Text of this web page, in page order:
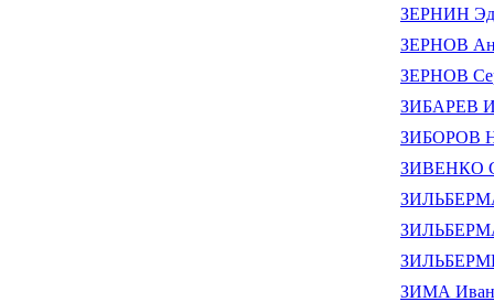
ЗЕРНИН
ЗЕРНОВ
ЗЕРНОВ
ЗИБАРЕВ
ЗИБОРОВ
ЗИВЕНКО
ЗИМА Иван